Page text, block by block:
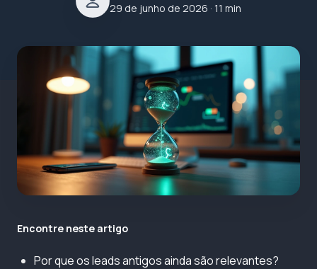
29 de junho de 2026 · 11 min
Encontre neste artigo
Por que os leads antigos ainda são relevantes?